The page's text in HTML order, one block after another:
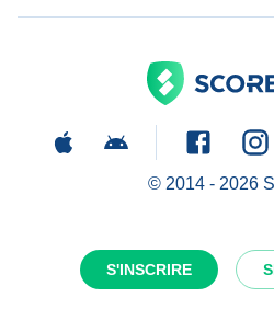
S'INSCRIRE
© 2014 - 2026